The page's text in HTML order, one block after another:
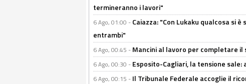
termineranno i lavori"
6 Ago, 01:00 - Caiazza: "Con Lukaku qualcosa si
entrambi"
6 Ago, 00:45 - Mancini al lavoro per completare il
6 Ago, 00:30 - Esposito-Cagliari, la tensione
6 Ago, 00:15 - Il Tribunale Federale accoglie il